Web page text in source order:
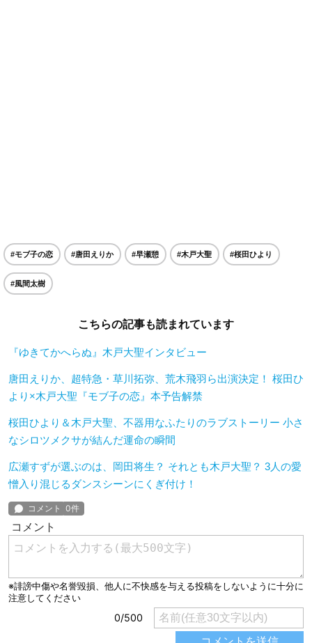
#モブ子の恋 #唐田えりか #早瀬憩 #木戸大聖 #桜田ひより
#風間太樹
こちらの記事も読まれています
『ゆきてかへらぬ』木戸大聖インタビュー
唐田えりか、超特急・草川拓弥、荒木飛羽ら出演決定！ 桜田ひ
より×木戸大聖『モブ子の恋』本予告解禁
桜田ひより＆木戸大聖、不器用なふたりのラブストーリー 小さ
なシロツメクサが結んだ運命の瞬間
広瀬すずが選ぶのは、岡田将生？ それとも木戸大聖？ 3人の愛
憎入り混じるダンスシーンにくぎ付け！